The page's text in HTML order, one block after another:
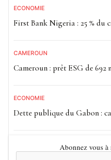
ECONOMIE
First Bank Nigeria : 25 % du
CAMEROUN
Cameroun : prêt ESG de 692
ECONOMIE
Dette publique du Gabon :
Abonnez vous